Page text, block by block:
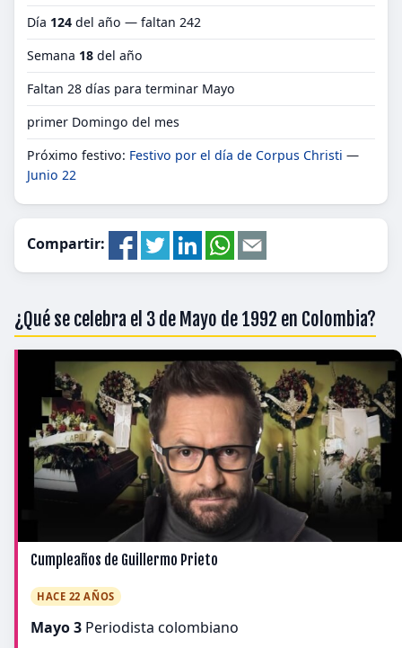
Día 124 del año — faltan 242
Semana 18 del año
Faltan 28 días para terminar Mayo
primer Domingo del mes
Próximo festivo: Festivo por el día de Corpus Christi —
Junio 22
Compartir:
¿Qué se celebra el 3 de Mayo de 1992 en Colombia?
Cumpleaños de Guillermo Prieto
HACE 22 AÑOS
Mayo 3 Periodista colombiano